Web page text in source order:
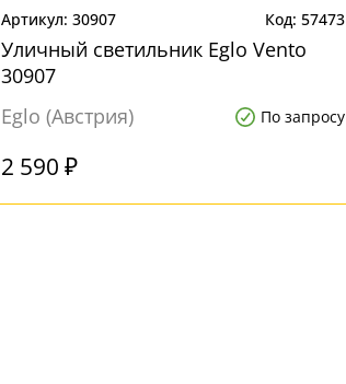
30907 57473
Уличный светильник Eglo Vento
30907
Eglo (Австрия)
По запросу
2 590 ₽